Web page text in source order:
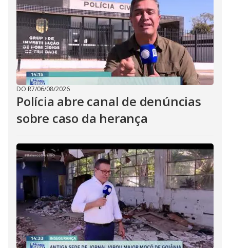
DO R7/06/08/2026
Polícia abre canal de denúncias
sobre caso da herança